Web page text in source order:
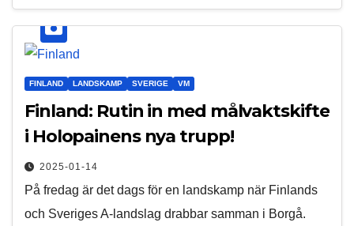
FINLAND LANDSKAMP SVERIGE VM
Finland: Rutin in med målvaktskifte
i Holopainens nya trupp!
2025-01-14
På fredag är det dags för en landskamp när Finlands
och Sveriges A-landslag drabbar samman i Borgå.